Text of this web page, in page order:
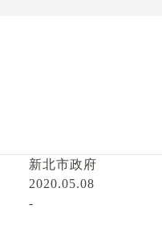
新北市政府
2020.05.08
-